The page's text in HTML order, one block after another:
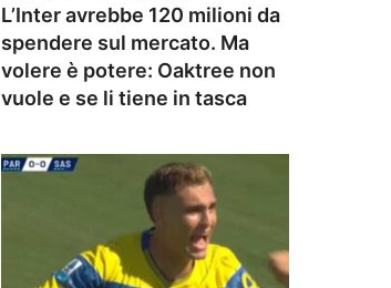
L’Inter avrebbe 120 milioni da
spendere sul mercato. Ma
volere è potere: Oaktree non
vuole e se li tiene in tasca